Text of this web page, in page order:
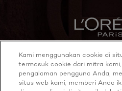
MORE TO EXPLORE
Kami menggunakan cookie di
termasuk cookie dari mitra
pengalaman pengguna Anda,
situs web kami, memberi Anda